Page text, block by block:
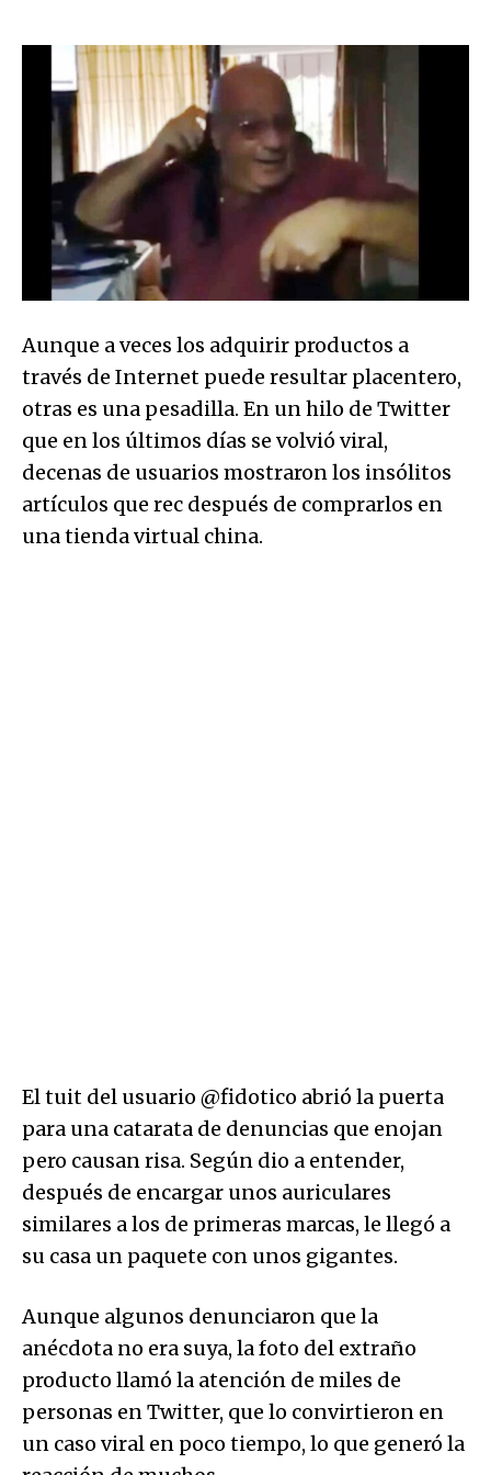
Aunque a veces los adquirir productos a
través de Internet puede resultar placentero,
otras es una pesadilla. En un hilo de Twitter
que en los últimos días se volvió viral,
decenas de usuarios mostraron los insólitos
artículos que rec después de comprarlos en
una tienda virtual china.
El tuit del usuario @fidotico abrió la puerta
para una catarata de denuncias que enojan
pero causan risa. Según dio a entender,
después de encargar unos auriculares
similares a los de primeras marcas, le llegó a
su casa un paquete con unos gigantes.
Aunque algunos denunciaron que la
anécdota no era suya, la foto del extraño
producto llamó la atención de miles de
personas en Twitter, que lo convirtieron en
un caso viral en poco tiempo, lo que generó la